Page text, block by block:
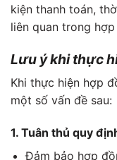
kiện thanh toán,
liên quan trong
Lưu ý khi thực
Khi thực hiện hợp
một số vấn đề sau:
1. Tuân thủ quy
Đảm bảo hợp